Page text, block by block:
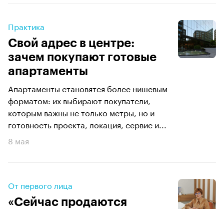
Практика
Свой адрес в центре:
зачем покупают готовые
апартаменты
Апартаменты становятся более нишевым
форматом: их выбирают покупатели,
которым важны не только метры, но и
готовность проекта, локация, сервис и...
8 мая
От первого лица
«Сейчас продаются